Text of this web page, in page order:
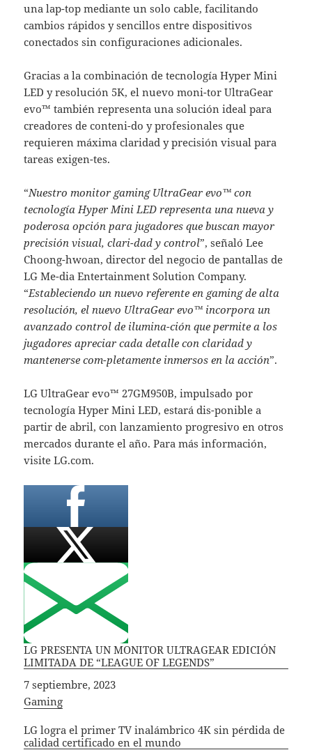
una lap-top mediante un solo cable, facilitando
cambios rápidos y sencillos entre dispositivos
conectados sin configuraciones adicionales.
Gracias a la combinación de tecnología Hyper Mini
LED y resolución 5K, el nuevo moni-tor UltraGear
evo™ también representa una solución ideal para
creadores de conteni-do y profesionales que
requieren máxima claridad y precisión visual para
tareas exigen-tes.
“Nuestro monitor gaming UltraGear evo™ con
tecnología Hyper Mini LED representa una nueva y
poderosa opción para jugadores que buscan mayor
precisión visual, clari-dad y control”, señaló Lee
Choong-hwoan, director del negocio de pantallas de
LG Me-dia Entertainment Solution Company.
“Estableciendo un nuevo referente en gaming de alta
resolución, el nuevo UltraGear evo™ incorpora un
avanzado control de ilumina-ción que permite a los
jugadores apreciar cada detalle con claridad y
mantenerse com-pletamente inmersos en la acción”.
LG UltraGear evo™ 27GM950B, impulsado por
tecnología Hyper Mini LED, estará dis-ponible a
partir de abril, con lanzamiento progresivo en otros
mercados durante el año. Para más información,
visite LG.com.
LG PRESENTA UN MONITOR ULTRAGEAR EDICIÓN
LIMITADA DE “LEAGUE OF LEGENDS”
Fecha
7 septiembre, 2023
In relation to
Gaming
LG logra el primer TV inalámbrico 4K sin pérdida de
calidad certificado en el mundo